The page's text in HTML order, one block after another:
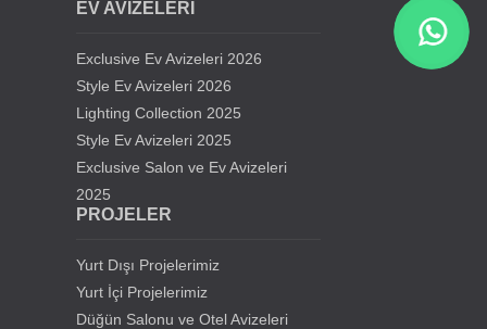
Konya Selçuklu Elit Düğün Salonu
Atakum Düğün Salonu Avizeleri
Samsun Ferah Öğrenci Yurdu Avizeleri
Samsun Derebahçe Sosyal Tesisleri
EV AVİZELERİ
Exclusive Ev Avizeleri 2026
Style Ev Avizeleri 2026
Lighting Collection 2025
Style Ev Avizeleri 2025
Exclusive Salon ve Ev Avizeleri
2025
PROJELER
Yurt Dışı Projelerimiz
Yurt İçi Projelerimiz
Düğün Salonu ve Otel Avizeleri